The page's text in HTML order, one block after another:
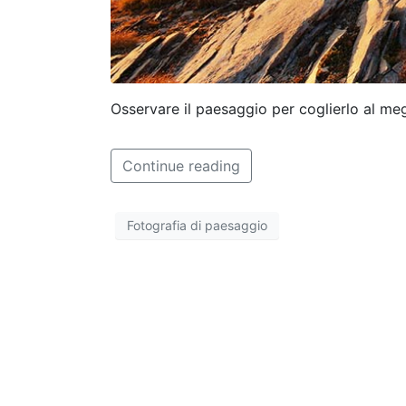
Osservare il paesaggio per coglierlo al
Continue reading
Fotografia di paesaggio